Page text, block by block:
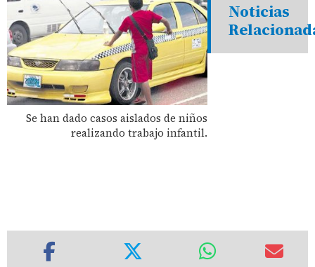
Se han dado casos aislados de niños
realizando trabajo infantil.
Noticias